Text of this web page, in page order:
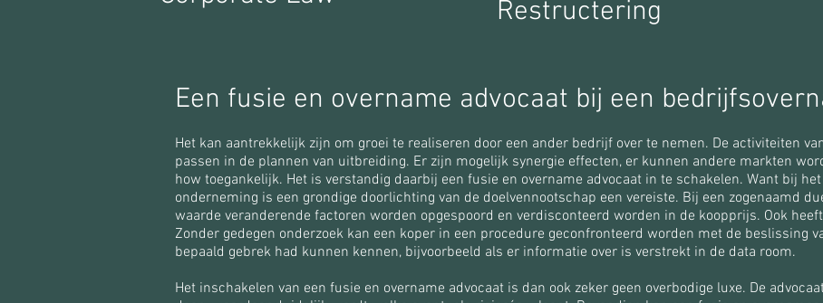
Restructering
Een fusie en overname advocaat bij een
Het kan aantrekkelijk zijn om groei te realiseren door een ander bedrijf over te nemen. De activiteiten
passen in de plannen van uitbreiding. Er zijn mogelijk synergie effecten, er kunnen andere markten
how toegankelijk. Het is verstandig daarbij een fusie en overname advocaat in te schakelen. Want bij
onderneming is een grondige doorlichting van de doelvennootschap een vereiste. Bij een zogenaamd
waarde veranderende factoren worden opgespoord en verdisconteerd worden in de koopprijs. Ook
Zonder gedegen onderzoek kan een koper in een procedure geconfronteerd worden met de beslissing
bepaald gebrek had kunnen kennen, bijvoorbeeld als er informatie over is verstrekt in de data room.
Het inschakelen van een fusie en overname advocaat is dan ook zeker geen overbodige luxe. De